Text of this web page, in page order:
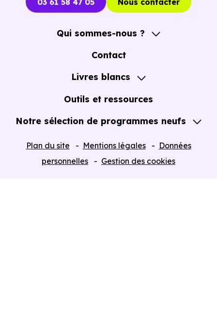
03 61 58 47 05 Nous contacter
Qui sommes-nous ?
A propos
Contact
Livres blancs
Guide de l'Achat immobilier neuf en VEFA
Outils et ressources
Notre sélection de programmes neufs
Plan du site Mentions légales
Données
personnelles
Gestion des cookies